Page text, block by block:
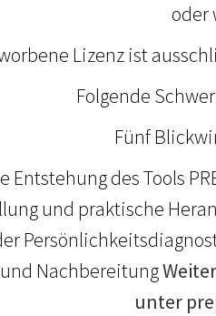
oder
Lizenz ist
Folgende
Fünf
Entstehung des Tools
und praktische
Nachbereitung
unter